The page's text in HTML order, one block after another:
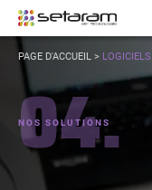
Aller au contenu
VOUS
PAGE D'ACCUEIL> LOGICIELS
04.
NOS SOLUTIONS
Panneau de gestion des cookies